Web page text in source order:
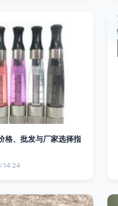
格、批发与厂家选择指